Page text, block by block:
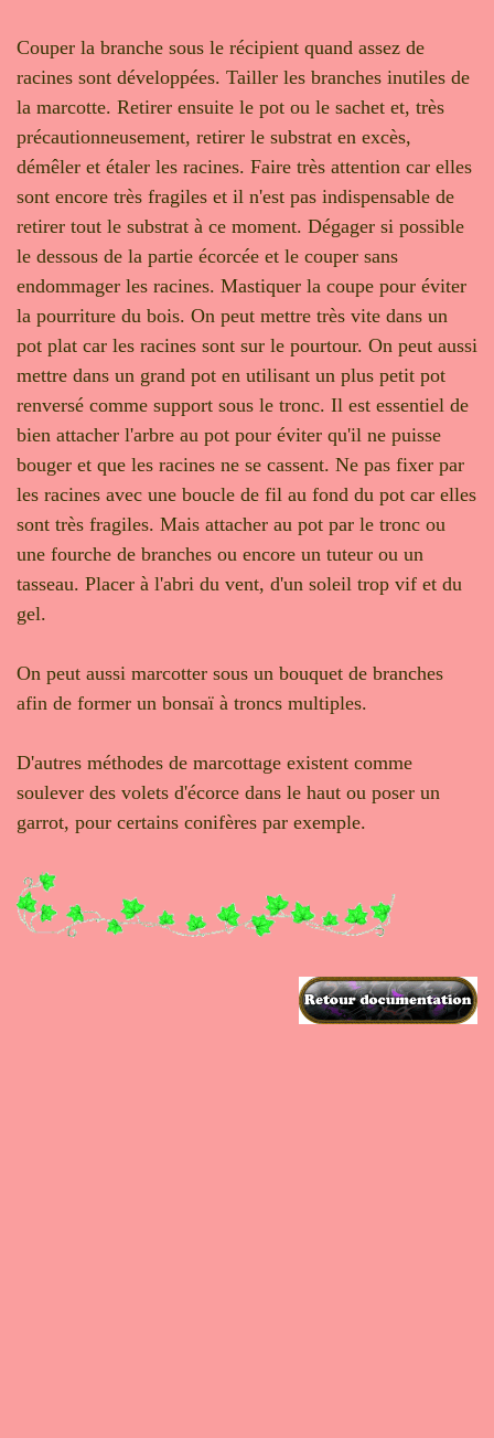
Couper la branche sous le récipient quand assez de
racines sont développées. Tailler les branches inutiles de
la marcotte. Retirer ensuite le pot ou le sachet et, très
précautionneusement, retirer le substrat en excès,
démêler et étaler les racines. Faire très attention car elles
sont encore très fragiles et il n'est pas indispensable de
retirer tout le substrat à ce moment. Dégager si possible
le dessous de la partie écorcée et le couper sans
endommager les racines. Mastiquer la coupe pour éviter
la pourriture du bois. On peut mettre très vite dans un
pot plat car les racines sont sur le pourtour. On peut aussi
mettre dans un grand pot en utilisant un plus petit pot
renversé comme support sous le tronc. Il est essentiel de
bien attacher l'arbre au pot pour éviter qu'il ne puisse
bouger et que les racines ne se cassent. Ne pas fixer par
les racines avec une boucle de fil au fond du pot car elles
sont très fragiles. Mais attacher au pot par le tronc ou
une fourche de branches ou encore un tuteur ou un
tasseau. Placer à l'abri du vent, d'un soleil trop vif et du
gel.
On peut aussi marcotter sous un bouquet de branches
afin de former un bonsaï à troncs multiples.
D'autres méthodes de marcottage existent comme
soulever des volets d'écorce dans le haut ou poser un
garrot, pour certains conifères par exemple.